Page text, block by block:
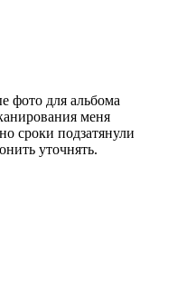
фото для альбома
меня
сроки подзатянули
уточнять.